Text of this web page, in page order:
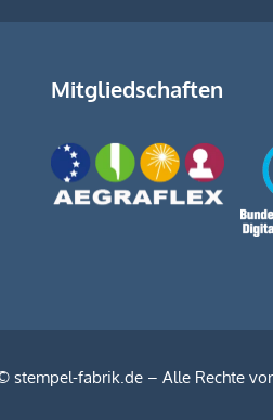
Mitgliedschaften
stempel-fabrik.de – Alle Rechte